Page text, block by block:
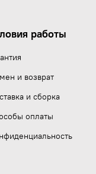
работы
и возврат
и сборка
оплаты